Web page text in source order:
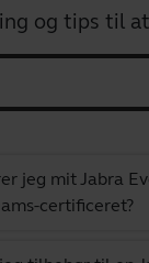
og tips til
jeg mit Jabra
certificeret?